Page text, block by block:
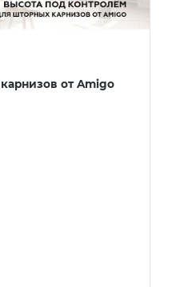
от Amigo